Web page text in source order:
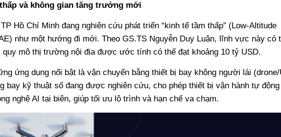
và không gian tăng trưởng mới
Hồ Chí Minh đang nghiên cứu phát triển “kinh tế tầm thấp” (Low-Altitude
như một hướng đi mới. Theo GS.TS Nguyễn Duy Luận, lĩnh vực này có
quy mô thị trường nội địa được ước tính có thể đạt khoảng 10 tỷ USD.
ứng dụng nổi bật là vận chuyển bằng thiết bị bay không người lái (drone/
bay kỹ thuật số đang được nghiên cứu, cho phép thiết bị vận hành tự
nghệ AI tại biên, giúp tối ưu lộ trình và hạn chế va chạm.